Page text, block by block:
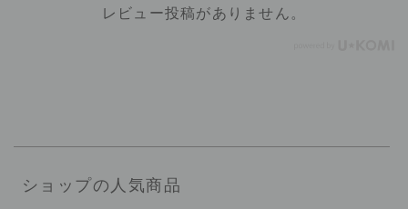
レビュー投稿がありません。
ショップの人気商品